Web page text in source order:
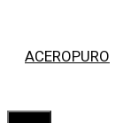
ACEROPURO